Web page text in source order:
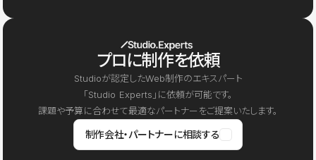
プロに制作を依頼
Studioが認定したWeb制作のエキスパート
「Studio Experts」に依頼が可能です。
課題や予算に合わせて最適なパートナーをご提案いたします。
制作会社・パートナーに相談する